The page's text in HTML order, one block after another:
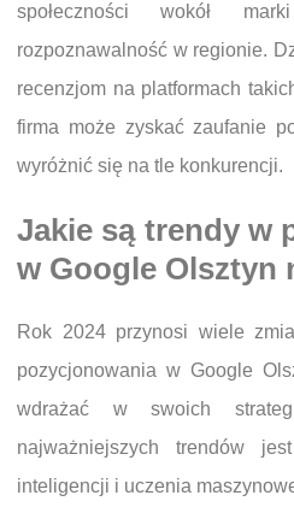
społeczności wokół
rozpoznawalność w regionie.
recenzjom na platformach
firma może zyskać zaufanie
wyróżnić się na tle konkurencji.
Jakie są trendy w
w Google Olsztyn
Rok 2024 przynosi wiele
pozycjonowania w Google
wdrażać w swoich
najważniejszych trendów
inteligencji i uczenia